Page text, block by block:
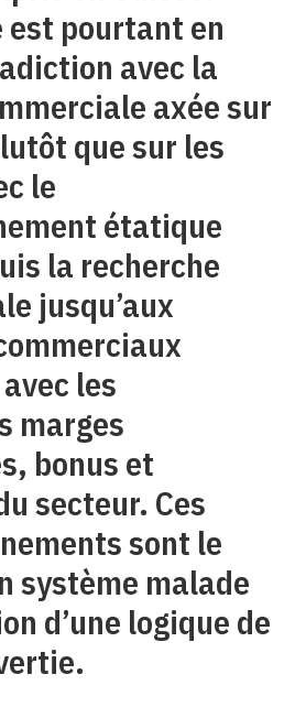
est pourtant en
avec la
axée sur
que sur les
le
étatique
la recherche
jusqu’aux
les
marges
bonus et
secteur. Ces
sont le
système malade
d’une logique de